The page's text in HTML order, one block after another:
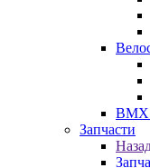
BMX
Запчасти